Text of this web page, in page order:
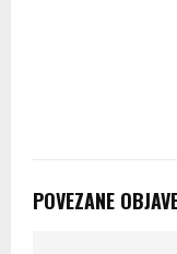
POVEZANE